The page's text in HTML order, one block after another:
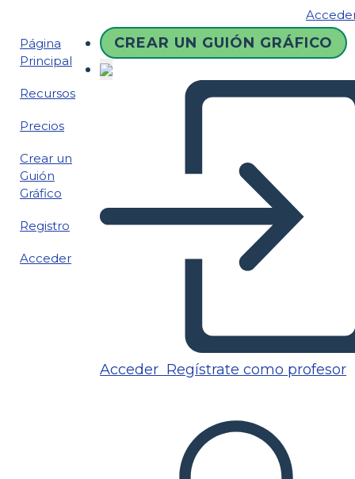
Página
Principal
Recursos
Precios
Crear un
Guión
Gráfico
Registro
Acceder
CREAR UN GUIÓN GRÁFICO
Acceder Regístrate como profesor